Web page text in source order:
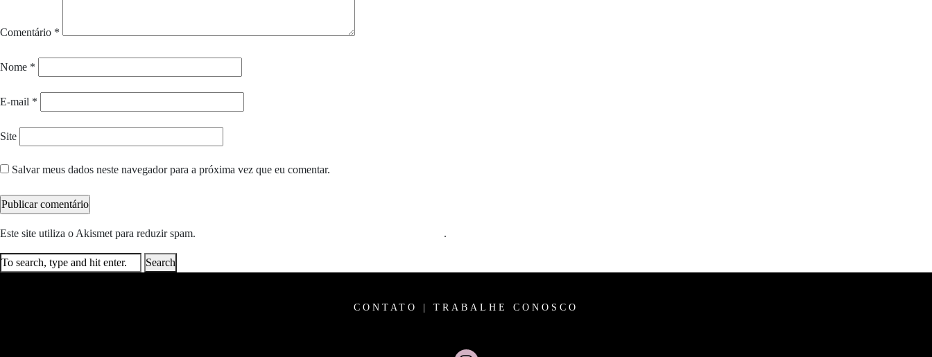
Comentário *
Nome *
E-mail *
Site
Salvar meus dados neste navegador para a próxima vez que eu comentar.
Este site utiliza o Akismet para reduzir spam. .
Search
CONTATO TRABALHE CONOSCO